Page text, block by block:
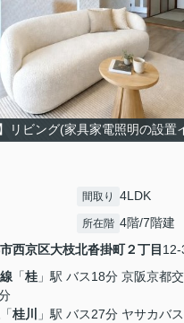
リビング(家具家電照明の設置
間取り 4LDK
所在階 4階/7階建
西京区大枝北沓掛町２丁目 12-
「桂 」駅 バス18分 京阪京都
「桂川
」駅 バス27分 ヤサカバ